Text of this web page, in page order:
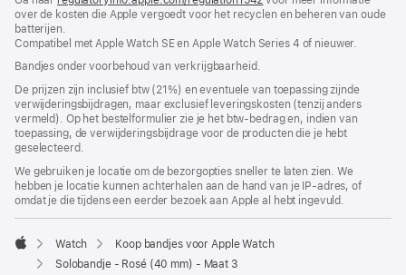
venster
in
venster
over de kosten die Apple vergoedt voor het recyclen en beheren van oude
batterijen.
Compatibel met Apple Watch SE en Apple Watch Series 4 of nieuwer.
Bandjes onder voorbehoud van verkrijgbaarheid.
De prijzen zijn inclusief btw (21%) en eventuele van toepassing zijnde
verwijderingsbijdragen, maar exclusief leveringskosten (tenzij anders
vermeld). Op het bestelformulier zie je het btw-bedrag en, indien van
toepassing, de verwijderingsbijdrage voor de producten die je hebt
geselecteerd.
We gebruiken je locatie om de bezorgopties sneller te laten zien. We
hebben je locatie kunnen achterhalen aan de hand van je IP-adres, of
omdat je die tijdens een eerder bezoek aan Apple al hebt ingevuld.
Apple
Watch
Koop bandjes voor Apple Watch
Solobandje - Rosé (40 mm) - Maat 3